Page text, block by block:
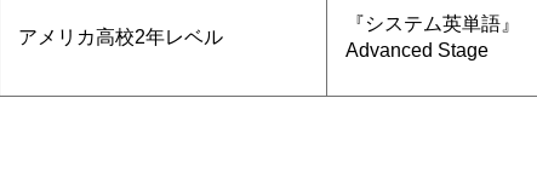
アメリカ高校2年レベル
『システム英単語』
Advanced Stage